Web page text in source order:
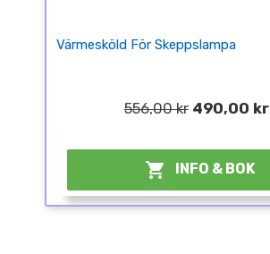
Värmesköld För Skeppslampa
556,00 kr 490,00 kr
 INFO & BOK